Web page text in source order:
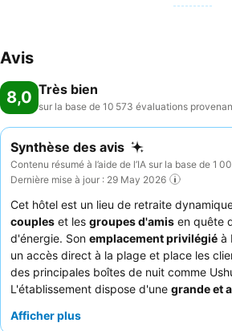
Avis
8,0 Très bien
sur la base de 10 573 évaluations
Synthèse des avis
Contenu résumé à l’aide de l’IA sur la base de 1
Dernière mise à jour : 29 May 2026
Cet hôtel est un lieu de retraite
couples et les groupes d'amis en quête
d'énergie. Son emplacement privilégié à
un accès direct à la plage et place les
des principales boîtes de nuit comme
L'établissement dispose d'une grande et
profiter de l'ambiance d'Ibiza. Les clients
Afficher plus